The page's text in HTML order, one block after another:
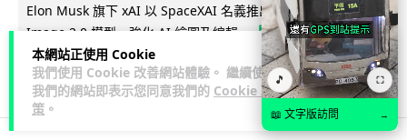
本網站正使用 Cookie
我們使用 Cookie 改善網站體驗。 繼續使用
我們的網站即表示您同意我們的 Cookie 政
策 。
Elon Musk 旗下 xAI 以 SpaceXAI 名義推出 Grok Imagine
Image 2.0 模型，強化 AI 繪圖及編輯... 閱讀全文
14 分享 🎵 ⛶
📖 文字版訪問 →